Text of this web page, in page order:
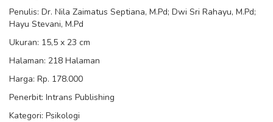
Penulis: Dr. Nila Zaimatus Septiana, M.Pd; Dwi Sri Rahayu, M.Pd;
Hayu Stevani, M.Pd
Ukuran: 15,5 x 23 cm
Halaman: 218 Halaman
Harga: Rp. 178.000
Penerbit: Intrans Publishing
Kategori: Psikologi